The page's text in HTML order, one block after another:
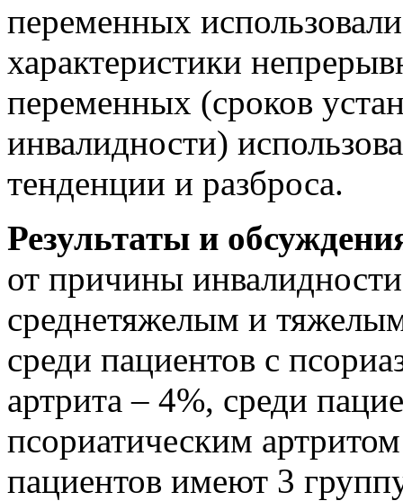
переменных
характеристики
переменных (сроков
инвалидности)
тенденции и разброса.
Результаты и
от причины
среднетяжелым и
среди пациентов с
артрита – 4%, среди
псориатическим
пациентов имеют 3